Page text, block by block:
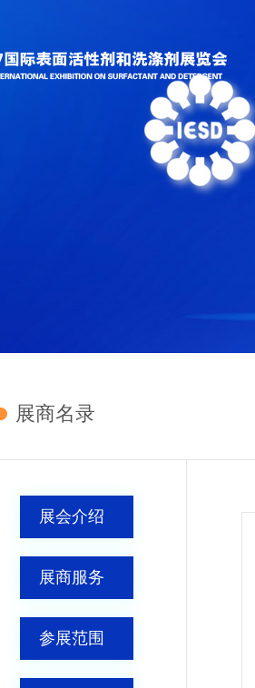
展商名录
展会介绍
展商服务
参展范围